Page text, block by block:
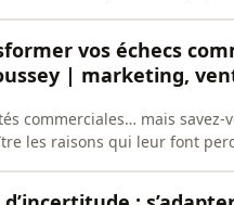
vos échecs
| marketing,
commerciales… mais
les raisons qui leur font